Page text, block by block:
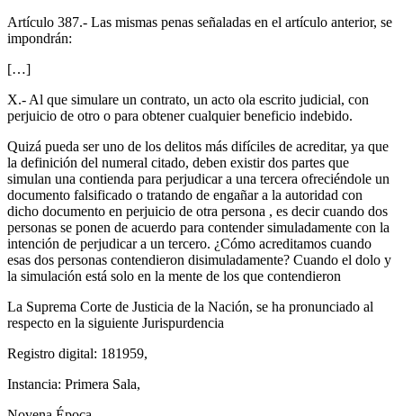
Whatsapp
Linkedin
Artículo 387.- Las mismas penas señaladas en el artículo anterior, se
impondrán:
[…]
X.- Al que simulare un contrato, un acto ola escrito judicial, con
perjuicio de otro o para obtener cualquier beneficio indebido.
Quizá pueda ser uno de los delitos más difíciles de acreditar, ya que
la definición del numeral citado, deben existir dos partes que
simulan una contienda para perjudicar a una tercera ofreciéndole un
documento falsificado o tratando de engañar a la autoridad con
dicho documento en perjuicio de otra persona , es decir cuando dos
personas se ponen de acuerdo para contender simuladamente con la
intención de perjudicar a un tercero. ¿Cómo acreditamos cuando
esas dos personas contendieron disimuladamente? Cuando el dolo y
la simulación está solo en la mente de los que contendieron
La Suprema Corte de Justicia de la Nación, se ha pronunciado al
respecto en la siguiente Jurispurdencia
Registro digital: 181959,
Instancia: Primera Sala,